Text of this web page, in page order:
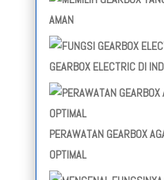
AMAN
GEARBOX ELECTRIC DI
PERAWATAN GEARBOX
OPTIMAL